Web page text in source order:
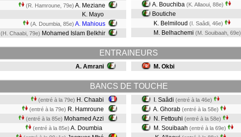
(R. Hamroune, 79e) A. Meziane
K. Mayo
(A. Doumbia, 85e) A. Mahious
(H. Chaabi, 79e) Mohamed Islam Belkhir
A. Bouchiba (K. Allaoui, 88e)
Boutiche
K. Belmiloud (I. Saâdi, 46e)
M. Belhachemi (M. Souibaah, 69e)
ENTRAINEURS
A. Amrani M. Okbi
BANCS DE TOUCHE
(entré à la 79e) H. Chaabi
(entré à la 79e) R. Hamroune
(entré à la 85e) Mohamed Azzi
(entré à la 85e) A. Doumbia
I. Saâdi (entré à la 46e)
A. Ghorab (entré à la 58e)
N. Fettouhi (entré à la 58e)
M. Souibaah (entré à la 69e)